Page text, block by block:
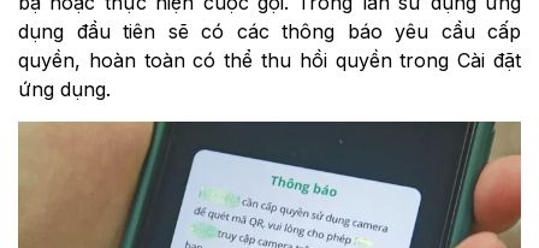
dụng đầu tiên sẽ có các thông báo yêu cầu cấp
quyền, hoàn toàn có thể thu hồi quyền trong Cài đặt
ứng dụng.